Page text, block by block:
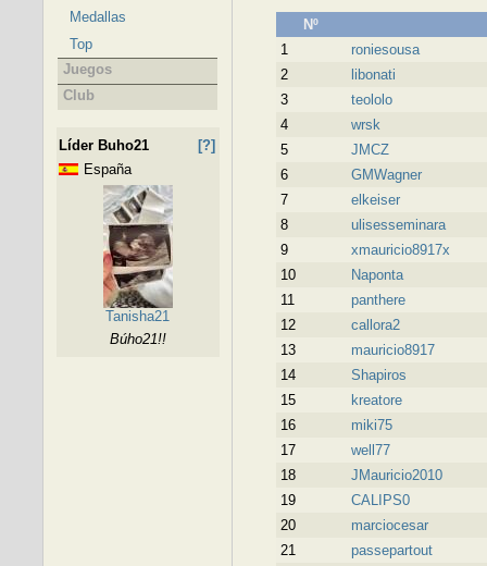
Medallas
Top
Juegos
Club
Líder Buho21
[?]
España
Tanisha21
Búho21!!
Nº
1
roniesousa
2
libonati
3
teololo
4
wrsk
5
JMCZ
6
GMWagner
7
elkeiser
8
ulisesseminara
9
xmauricio8917x
10
Naponta
11
panthere
12
callora2
13
mauricio8917
14
Shapiros
15
kreatore
16
miki75
17
well77
18
JMauricio2010
19
CALIPS0
20
marciocesar
21
passepartout